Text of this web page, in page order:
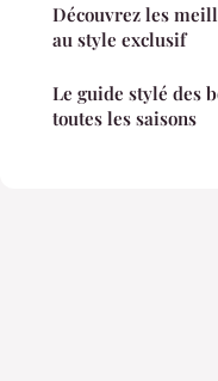
Découvrez les
au style exclusif
Le guide stylé des
toutes les saisons